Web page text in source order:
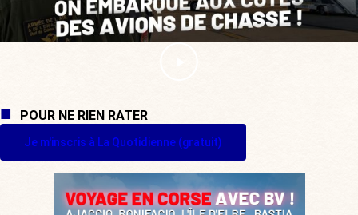
POUR NE RIEN RATER
Je m'inscris à La Quotidienne (gratuit)